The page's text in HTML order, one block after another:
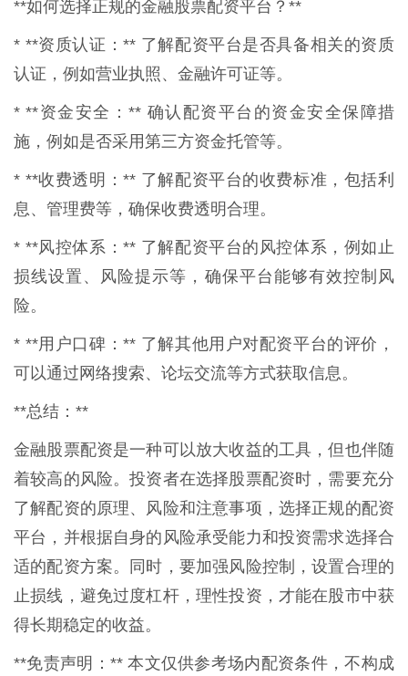
**如何选择正规的金融股票配资平台？**
* **资质认证：** 了解配资平台是否具备相关的资质
认证，例如营业执照、金融许可证等。
* **资金安全：** 确认配资平台的资金安全保障措
施，例如是否采用第三方资金托管等。
* **收费透明：** 了解配资平台的收费标准，包括利
息、管理费等，确保收费透明合理。
* **风控体系：** 了解配资平台的风控体系，例如止
损线设置、风险提示等，确保平台能够有效控制风
险。
* **用户口碑：** 了解其他用户对配资平台的评价，
可以通过网络搜索、论坛交流等方式获取信息。
**总结：**
金融股票配资是一种可以放大收益的工具，但也伴随
着较高的风险。投资者在选择股票配资时，需要充分
了解配资的原理、风险和注意事项，选择正规的配资
平台，并根据自身的风险承受能力和投资需求选择合
适的配资方案。同时，要加强风险控制，设置合理的
止损线，避免过度杠杆，理性投资，才能在股市中获
得长期稳定的收益。
**免责声明：** 本文仅供参考场内配资条件，不构成